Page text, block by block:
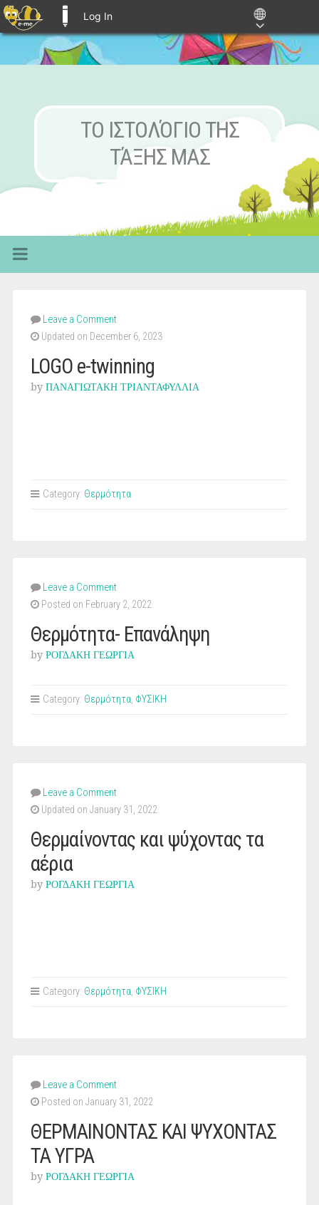
Log In
ΤΟ ΙΣΤΟΛΌΓΙΟ ΤΗΣ
ΤΆΞΗΣ ΜΑΣ
Leave a Comment
Updated on December 6, 2023
LOGO e-twinning
by ΠΑΝΑΓΙΩΤΑΚΗ ΤΡΙΑΝΤΑΦΥΛΛΙΑ
Category: Θερμότητα
Leave a Comment
Posted on February 2, 2022
Θερμότητα- Επανάληψη
by ΡΟΓΔΑΚΗ ΓΕΩΡΓΙΑ
Category: Θερμότητα, ΦΥΣΙΚΗ
Leave a Comment
Updated on January 31, 2022
Θερμαίνοντας και ψύχοντας τα
αέρια
by ΡΟΓΔΑΚΗ ΓΕΩΡΓΙΑ
Category: Θερμότητα, ΦΥΣΙΚΗ
Leave a Comment
Posted on January 31, 2022
ΘΕΡΜΑΙΝΟΝΤΑΣ ΚΑΙ ΨΥΧΟΝΤΑΣ
ΤΑ ΥΓΡΑ
by ΡΟΓΔΑΚΗ ΓΕΩΡΓΙΑ